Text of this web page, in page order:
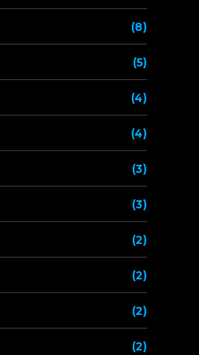
(8)
(5)
(4)
(4)
(3)
(3)
(2)
(2)
(2)
(2)